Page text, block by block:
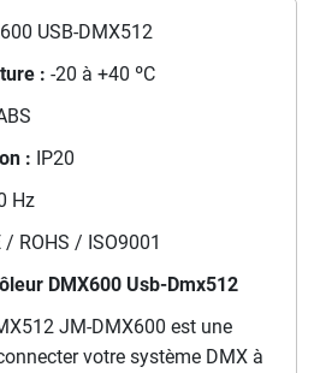
USB-DMX512
: -20 à +40 ºC
: IP20
Hz
/ ROHS / ISO9001
DMX600 Usb-Dmx512
JM-DMX600 est une
votre système DMX à